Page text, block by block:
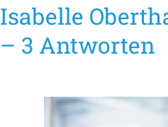
Isabelle
– 3 Antworten